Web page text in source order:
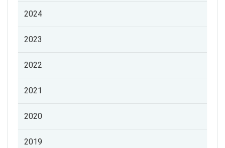
2024
2023
2022
2021
2020
2019